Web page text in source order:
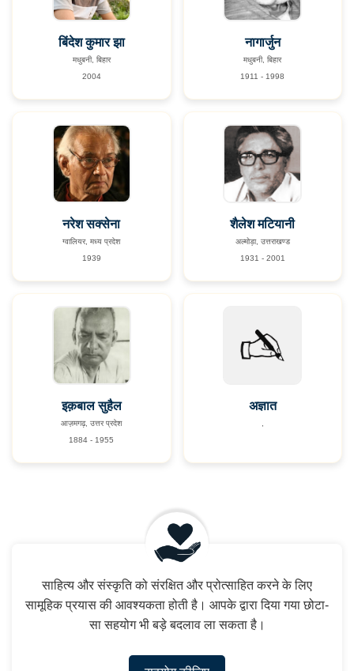
बिंदेश कुमार झा
मधुबनी, बिहार
2004
नागार्जुन
मधुबनी, बिहार
1911 - 1998
नरेश सक्सेना
ग्वालियर, मध्य प्रदेश
1939
शैलेश मटियानी
अल्मोड़ा, उत्तराखण्ड
1931 - 2001
इक़बाल सुहैल
आज़मगढ़, उत्तर प्रदेश
1884 - 1955
अज्ञात
,
साहित्य और संस्कृति को संरक्षित और प्रोत्साहित करने के लिए
सामूहिक प्रयास की आवश्यकता होती है। आपके द्वारा दिया गया छोटा-
सा सहयोग भी बड़े बदलाव ला सकता है।